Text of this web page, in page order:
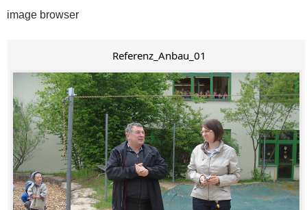
image browser
Referenz_Anbau_01